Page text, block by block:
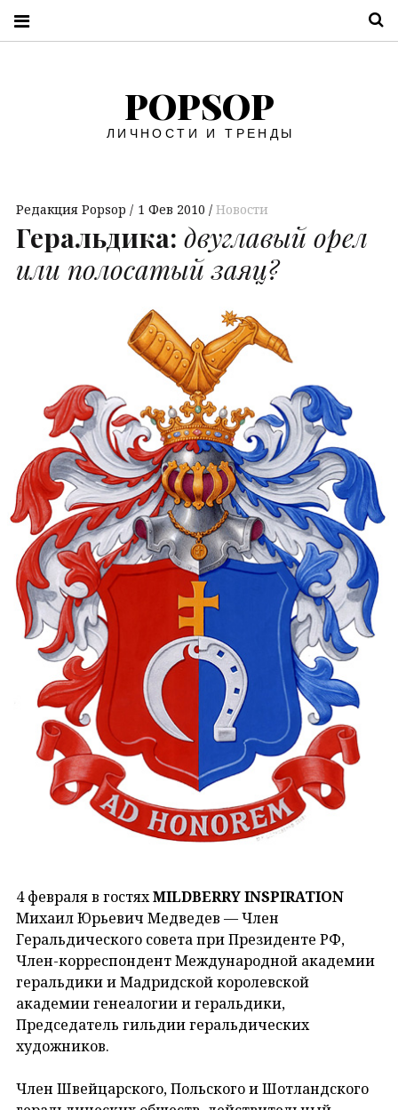
POPSOP
ЛИЧНОСТИ И ТРЕНДЫ
Редакция Popsop 1 Фев 2010 Новости
Геральдика: двуглавый орел
или полосатый заяц?
4 февраля в гостяхMILDBERRY INSPIRATION
Михаил Юрьевич Медведев — Член
Геральдического совета при Президенте РФ,
Член-корреспондент Международной академии
геральдики и Мадридской королевской
академии генеалогии и геральдики,
Председатель гильдии геральдических
художников.
Член Швейцарского, Польского и Шотландского